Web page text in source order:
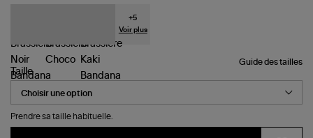
+5
Voir plus
Guide des tailles
Taille
Prendre sa taille habituelle.